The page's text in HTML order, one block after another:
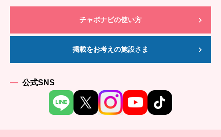
チャボナビの使い方
掲載をお考えの施設さま
公式SNS